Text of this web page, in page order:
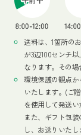
送料は、1箇所の
が3辺100センチ
なります。その
環境保護の観点
いたします。(ご
を使用して発送
また、ギフト包
し、お送りいたし